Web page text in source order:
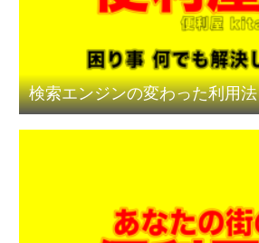
検索エンジンの変わった利用法